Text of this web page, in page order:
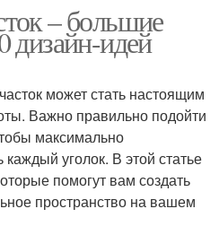
– большие
дизайн-идей
может стать настоящим
Важно правильно подойти
максимально
уголок. В этой статье
помогут вам создать
пространство на вашем